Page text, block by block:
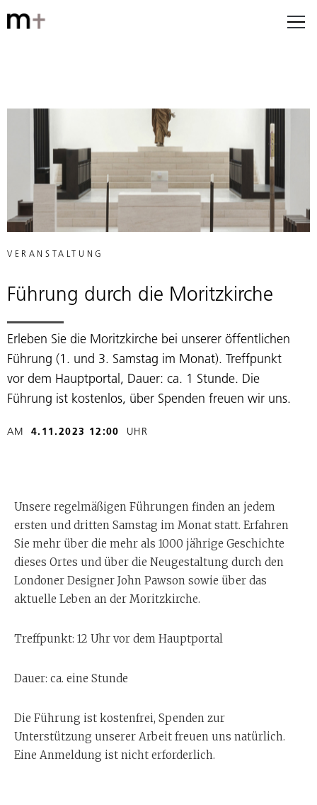
VERANSTALTUNG
Führung durch die Moritzkirche
Erleben Sie die Moritzkirche bei unserer öffentlichen
Führung (1. und 3. Samstag im Monat). Treffpunkt
vor dem Hauptportal, Dauer: ca. 1 Stunde. Die
Führung ist kostenlos, über Spenden freuen wir uns.
AM 4.11.2023 12:00 UHR
Unsere regelmäßigen Führungen finden an jedem
ersten und dritten Samstag im Monat statt. Erfahren
Sie mehr über die mehr als 1000 jährige Geschichte
dieses Ortes und über die Neugestaltung durch den
Londoner Designer John Pawson sowie über das
aktuelle Leben an der Moritzkirche.
Treffpunkt: 12 Uhr vor dem Hauptportal
Dauer: ca. eine Stunde
Die Führung ist kostenfrei, Spenden zur
Unterstützung unserer Arbeit freuen uns natürlich.
Eine Anmeldung ist nicht erforderlich.